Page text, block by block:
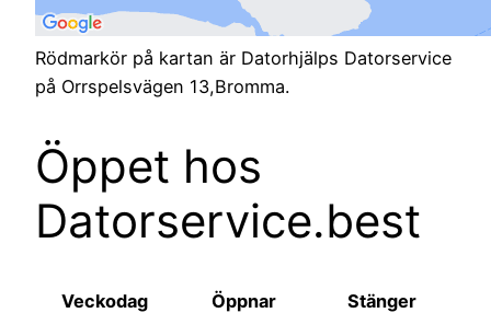
Rödmarkör på kartan är Datorhjälps Datorservice
på Orrspelsvägen 13,Bromma.
Öppet hos
Datorservice.best
Veckodag Öppnar Stänger